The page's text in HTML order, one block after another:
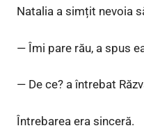
Natalia a simțit nevoia
— Îmi pare rău, a spus
— De ce? a întrebat
Întrebarea era sinceră.